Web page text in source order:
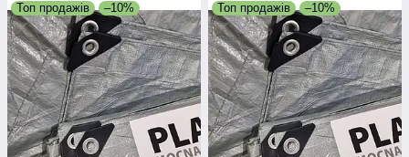
Топ продажів –10% Топ продажів –10%